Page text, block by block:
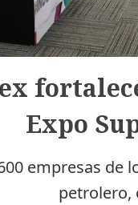
Expo
empresas de
petrolero,